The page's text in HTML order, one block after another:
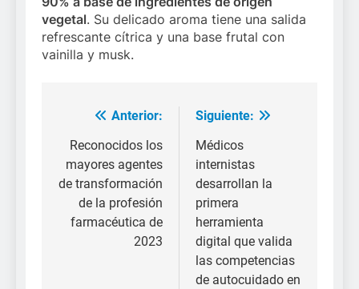
vegetal. Su delicado aroma tiene una salida
refrescante cítrica y una base frutal con
vainilla y musk.
Navegación
de
entradas
Anterior:
Reconocidos los
mayores agentes
de transformación
de la profesión
farmacéutica de
2023
Siguiente:
Médicos
internistas
desarrollan la
primera
herramienta
digital que valida
las competencias
de autocuidado en